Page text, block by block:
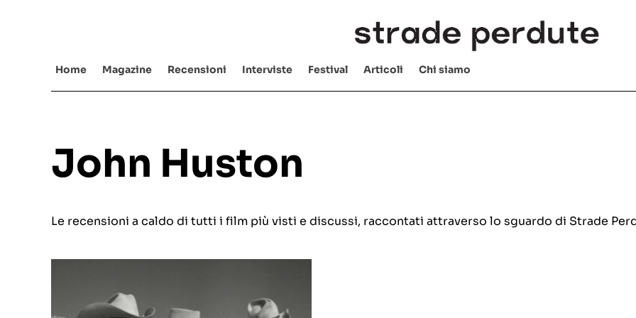
Home Magazine Recensioni Interviste Festival Articoli Chi siamo
John Huston
Le recensioni a caldo di tutti i film più visti e discussi, raccontati attraverso lo sguardo di Strade